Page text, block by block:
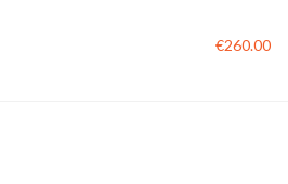
€260.00